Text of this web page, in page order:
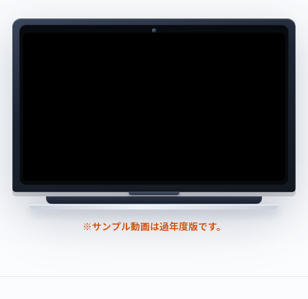
※サンプル動画は過年度版です。